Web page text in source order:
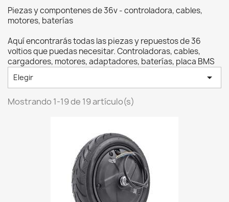
Piezas y compontenes de 36v - controladora, cables,
motores, baterías
Aquí encontrarás todas las piezas y repuestos de 36
voltios que puedas necesitar. Controladoras, cables,
cargadores, motores, adaptadores, baterías, placa BMS
Elegir 
Mostrando 1-19 de 19 artículo(s)